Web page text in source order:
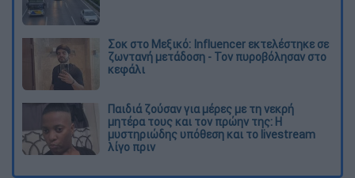
Σοκ στο Μεξικό: Influencer εκτελέστηκε σε
ζωντανή μετάδοση - Τον πυροβόλησαν στο
κεφάλι
Παιδιά ζούσαν για μέρες με τη νεκρή
μητέρα τους και τον πρώην της: Η
μυστηριώδης υπόθεση και το livestream
λίγο πριν